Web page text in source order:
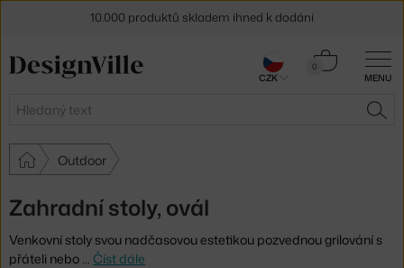
MENU
Hledat
0
Košík
Outdoor
Zahradní stoly, ovál
Venkovní stoly svou nadčasovou estetikou pozvednou grilování s
přáteli nebo … Číst dále
10.000 produktů skladem ihned k dodání
30 dní na vrácení zbožíCZK